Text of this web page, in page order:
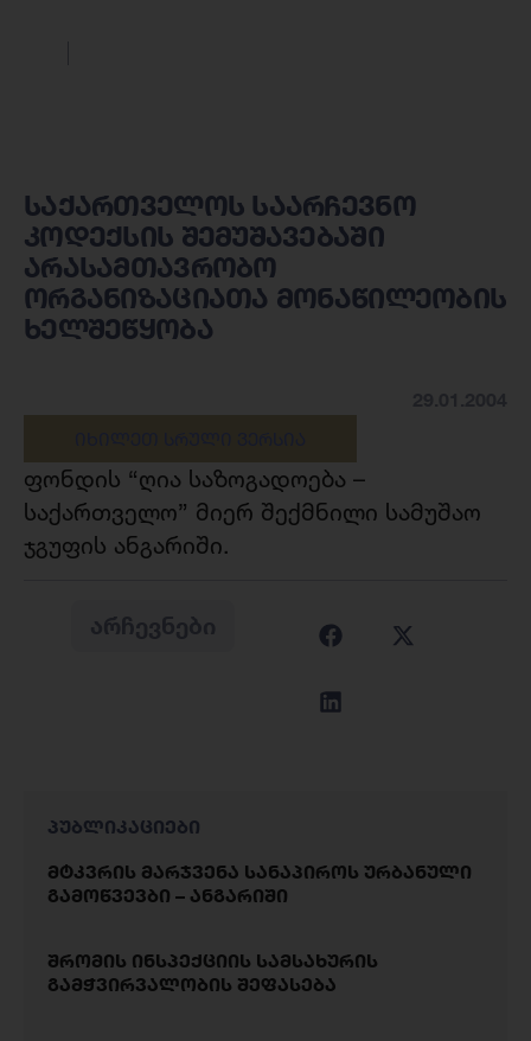
საქართველოს საარჩევნო
კოდექსის შემუშავებაში
არასამთავრობო
ორგანიზაციათა მონაწილეობის
ხელშეწყობა
ფონდის “ღია საზოგადოება –
საქართველო” მიერ შექმნილი სამუშაო
ჯგუფის ანგარიში.
პუბლიკაციები
მტკვრის მარჯვენა სანაპიროს ურბანული
გამოწვევბი – ანგარიში
შრომის ინსპექციის სამსახურის
გამჭვირვალობის შეფასება